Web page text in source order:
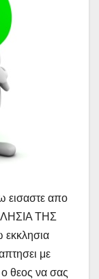
εισαστε απο
ΤΗΣ
με
θεος να σας